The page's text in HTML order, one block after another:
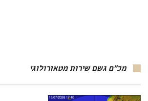
מכ"ם גשם שירות מטאורולוגי